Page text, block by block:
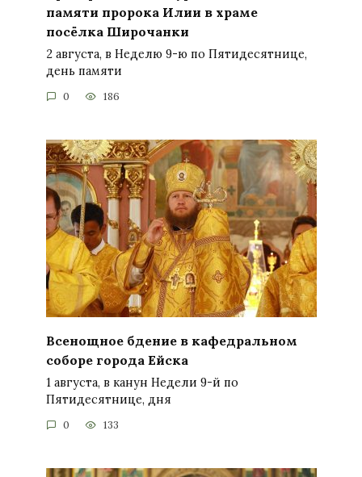
памяти пророка Илии в храме
посёлка Широчанки
2 августа, в Неделю 9-ю по Пятидесятнице,
день памяти
0 186
Всенощное бдение в кафедральном
соборе города Ейска
1 августа, в канун Недели 9-й по
Пятидесятнице, дня
0 133